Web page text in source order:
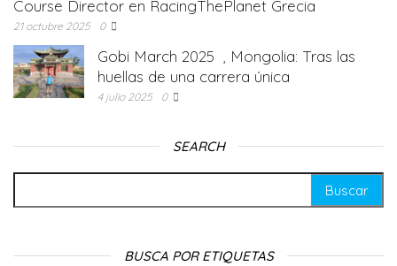
Course Director en RacingThePlanet Grecia
21 octubre 2025 0
Gobi March 2025 , Mongolia: Tras las
huellas de una carrera única
4 julio 2025 0
SEARCH
BUSCA POR ETIQUETAS